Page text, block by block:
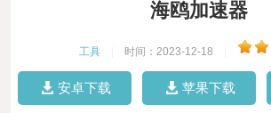
海鸥加速器
工具 时间：2023-12-18
安卓下载 苹果下载